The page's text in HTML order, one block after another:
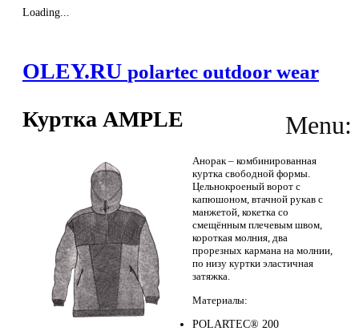
Loading...
OLEY.RU polartec outdoor wear
Menu:
Куртка AMPLE
Анорак – комбинированная
куртка свободной формы.
Цельнокроеный ворот с
капюшоном, втачной рукав с
манжетой, кокетка со
смещённым плечевым швом,
короткая молния, два
прорезных кармана на молнии,
по низу куртки эластичная
затяжка.
Материалы:
POLARTEC® 200